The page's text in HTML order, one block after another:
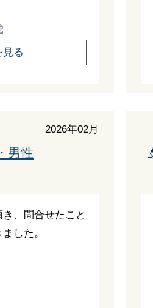
見る
2026年02月
男性
、問合せたこと
した。